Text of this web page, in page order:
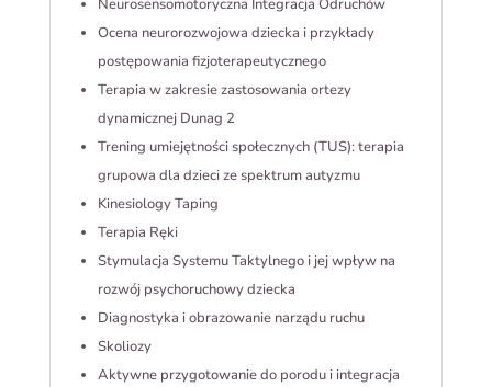
Neurosensomotoryczna Integracja Odruchów
Ocena neurorozwojowa dziecka i przykłady
postępowania fizjoterapeutycznego
Terapia w zakresie zastosowania ortezy
dynamicznej Dunag 2
Trening umiejętności społecznych (TUS): terapia
grupowa dla dzieci ze spektrum autyzmu
Kinesiology Taping
Terapia Ręki
Stymulacja Systemu Taktylnego i jej wpływ na
rozwój psychoruchowy dziecka
Diagnostyka i obrazowanie narządu ruchu
Skoliozy
Aktywne przygotowanie do porodu i integracja